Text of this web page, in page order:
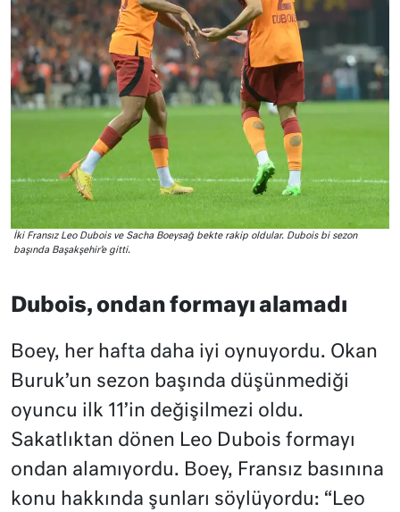
İki Fransız Leo Dubois ve Sacha Boeysağ bekte rakip oldular. Dubois bi sezon
başında Başakşehir’e gitti.
Dubois, ondan formayı alamadı
Boey, her hafta daha iyi oynuyordu. Okan
Buruk’un sezon başında düşünmediği
oyuncu ilk 11’in değişilmezi oldu.
Sakatlıktan dönen Leo Dubois formayı
ondan alamıyordu. Boey, Fransız basınına
konu hakkında şunları söylüyordu: “Leo